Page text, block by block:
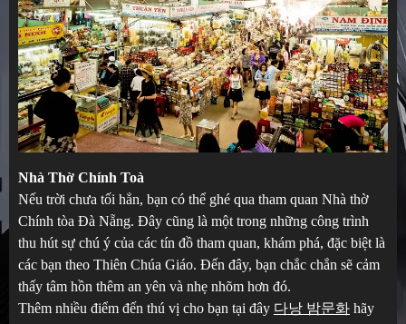
Nhà Thờ Chính Toà
Nếu trời chưa tối hẳn, bạn có thể ghé qua tham quan Nhà thờ
Chính tòa Đà Nẵng. Đây cũng là một trong những công trình
thu hút sự chú ý của các tín đồ tham quan, khám phá, đặc biệt là
các bạn theo Thiên Chúa Giáo. Đến đây, bạn chắc chắn sẽ cảm
thấy tâm hồn thêm an yên và nhẹ nhõm hơn đó.
Thêm nhiều điểm đến thú vị cho bạn tại đây 다낭 밤문화 hãy